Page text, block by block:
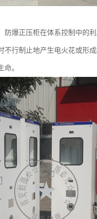
爆正压柜在体系控制中的
行制止地产生电火花或形
。